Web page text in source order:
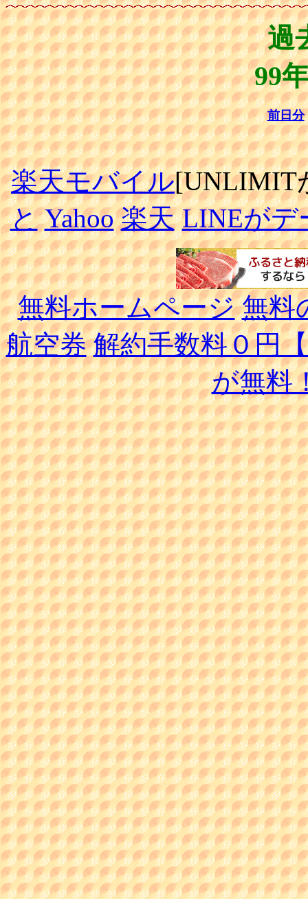
過
99
前日分
楽天モバイル[UNLIMIT
と Yahoo 楽天 LINEがデ
無料ホームページ 無料
航空券 解約手数料０円
が無料